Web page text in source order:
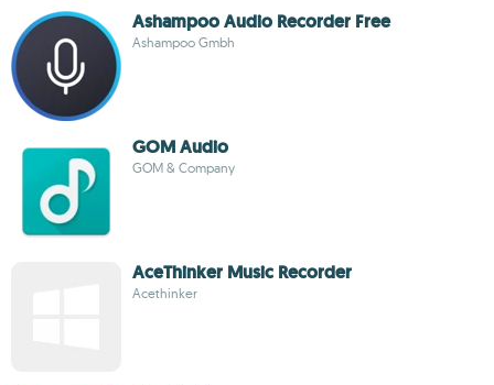
Ashampoo Audio Recorder Free
Ashampoo Gmbh
GOM Audio
GOM & Company
AceThinker Music Recorder
Acethinker